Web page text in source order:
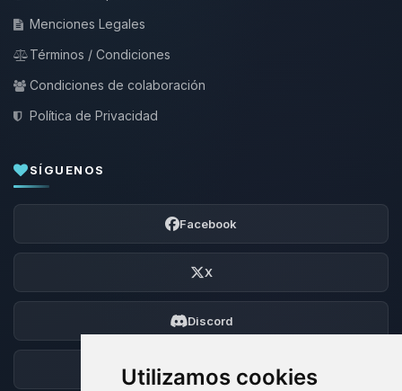
Utilizamos cookies
Menciones Legales
Términos / Condiciones
Condiciones de colaboración
Política de Privacidad
SÍGUENOS
Facebook
X
Discord
Foro